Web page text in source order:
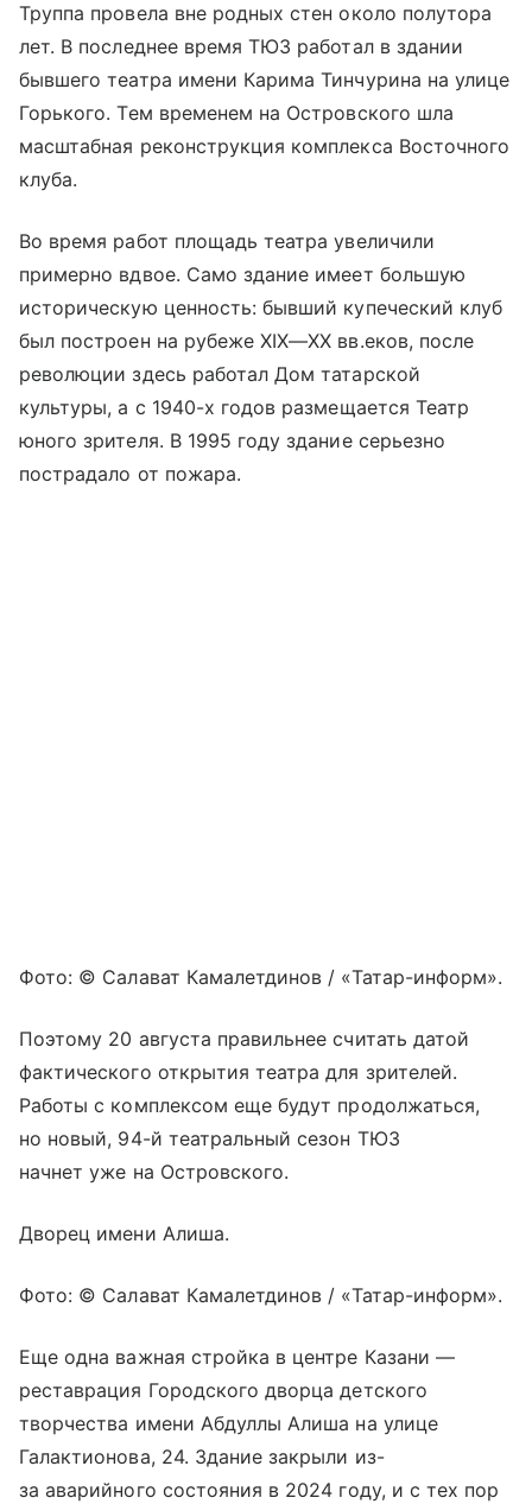
Труппа провела вне родных стен около полутора
лет. В последнее время ТЮЗ работал в здании
бывшего театра имени Карима Тинчурина на улице
Горького. Тем временем на Островского шла
масштабная реконструкция комплекса Восточного
клуба.
Во время работ площадь театра увеличили
примерно вдвое. Само здание имеет большую
историческую ценность: бывший купеческий клуб
был построен на рубежеXIX—XX вв.еков, после
революции здесь работал Дом татарской
культуры, а с 1940-х годов размещается Театр
юного зрителя. В 1995 году здание серьезно
пострадало от пожара.
Фото: © Салават Камалетдинов / «Татар-информ».
Поэтому 20 августа правильнее считать датой
фактического открытия театра для зрителей.
Работы с комплексом еще будут продолжаться,
но новый, 94-й театральный сезон ТЮЗ
начнет уже на Островского.
Дворец имени Алиша.
Фото: © Салават Камалетдинов / «Татар-информ».
Еще одна важная стройка в центре Казани —
реставрация Городского дворца детского
творчества имени Абдуллы Алиша на улице
Галактионова, 24. Здание закрыли из-
за аварийного состояния в 2024 году, и с тех пор